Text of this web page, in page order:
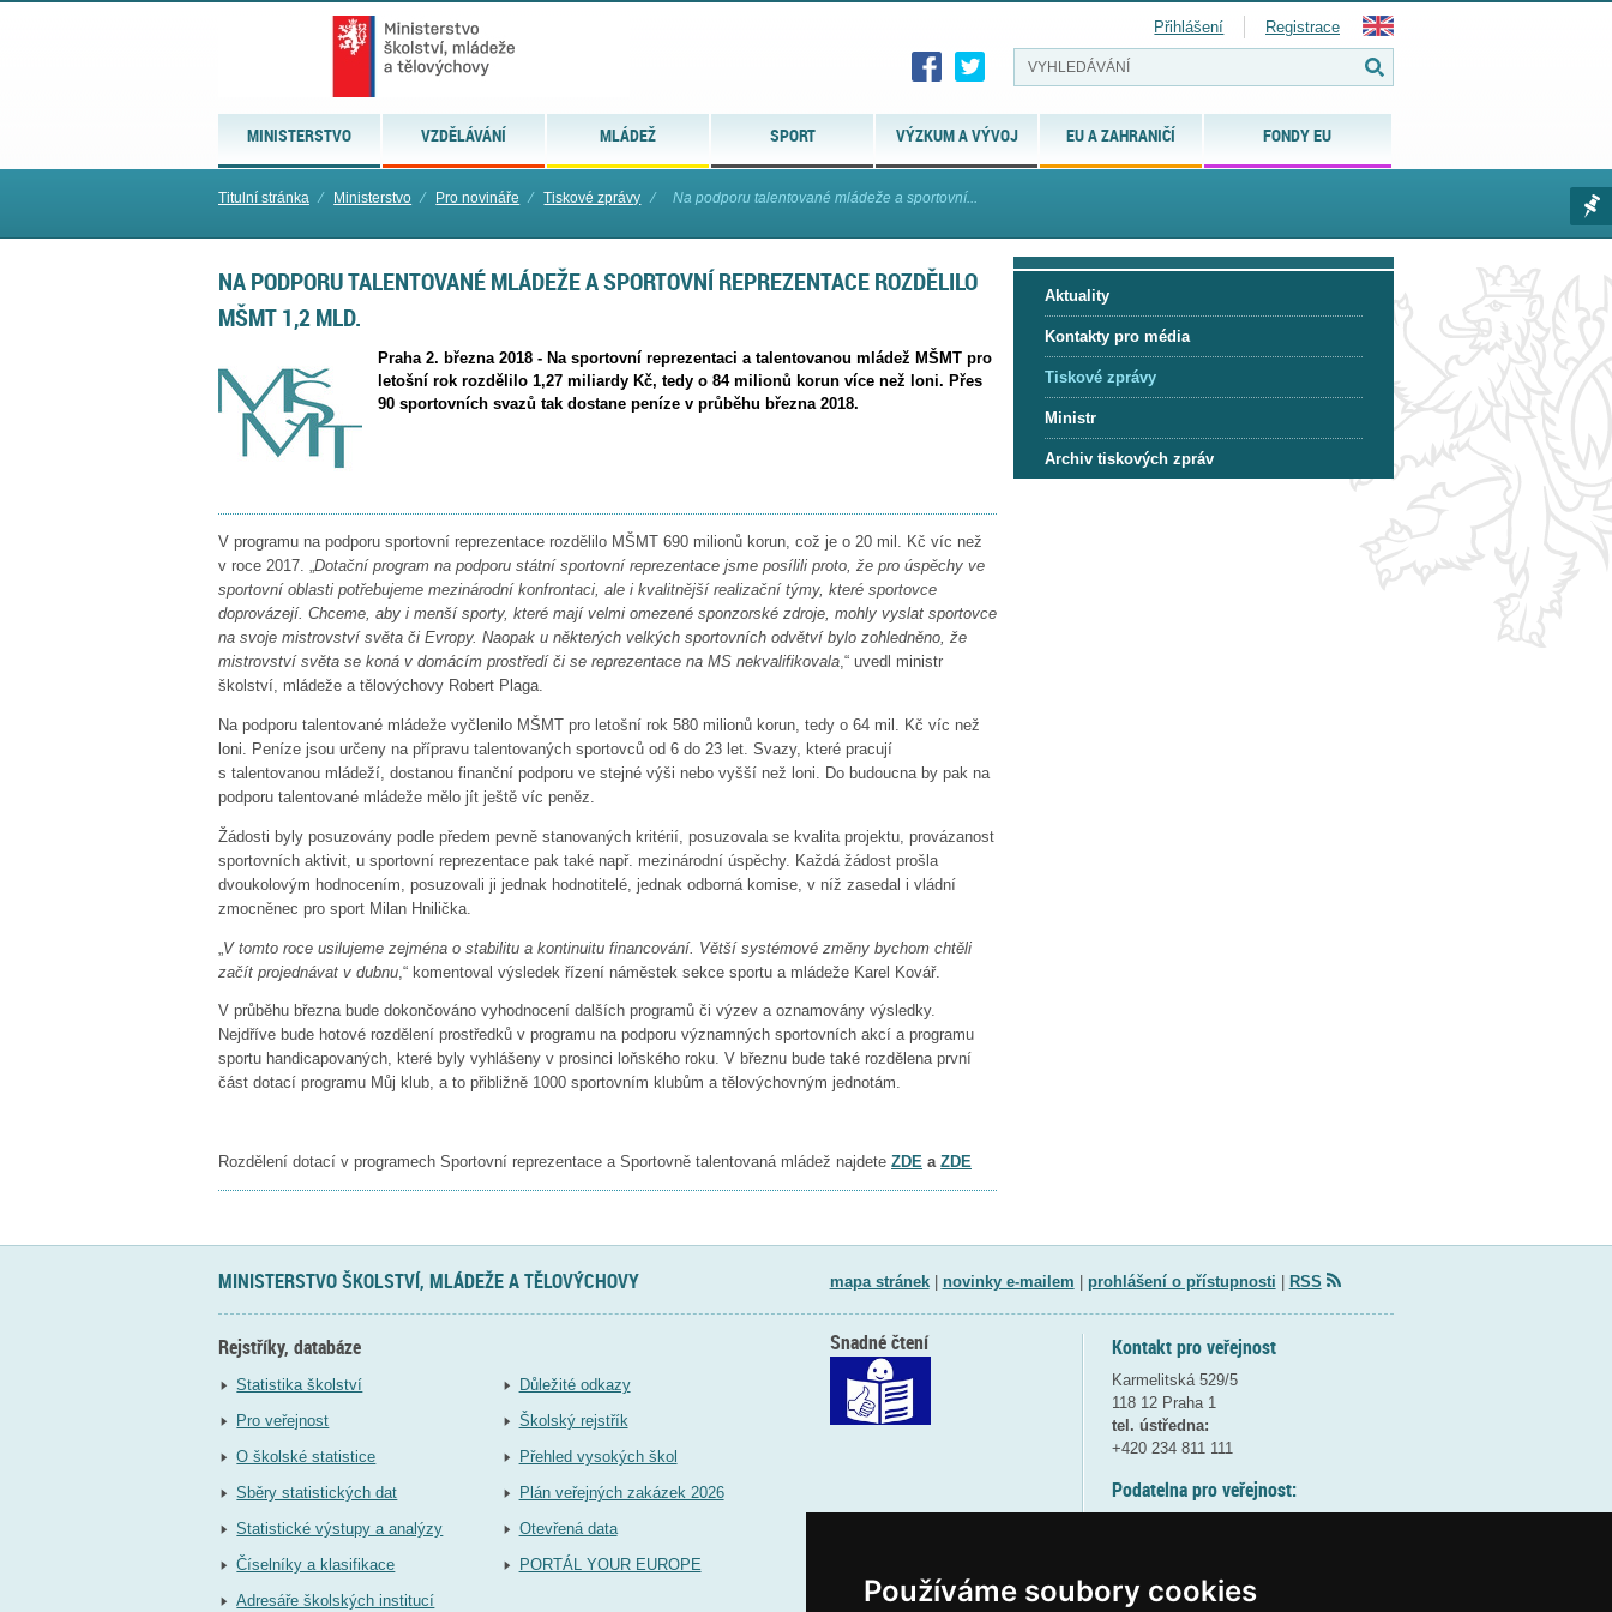
Používáme soubory cookies
MINISTERSTVO VZDĚLÁVÁNÍ MLÁDEŽ SPORT VÝZKUM A VÝVOJ EU A ZAHRANIČÍ FONDY EU
Přihlášení Registrace
Titulní stránka ⁄ Ministerstvo ⁄ Pro novináře ⁄ Tiskové zprávy ⁄ Na podporu talentované mládeže a sportovní...
NA PODPORU TALENTOVANÉ MLÁDEŽE A SPORTOVNÍ REPREZENTACE ROZDĚLILO
MŠMT 1,2 MLD.
Praha 2. března 2018 - Na sportovní reprezentaci a talentovanou mládež MŠMT pro
letošní rok rozdělilo 1,27 miliardy Kč, tedy o 84 milionů korun více než loni. Přes
90 sportovních svazů tak dostane peníze v průběhu března 2018.
V programu na podporu sportovní reprezentace rozdělilo MŠMT 690 milionů korun, což je o 20 mil. Kč víc než
v roce 2017. „Dotační program na podporu státní sportovní reprezentace jsme posílili proto, že pro úspěchy ve
sportovní oblasti potřebujeme mezinárodní konfrontaci, ale i kvalitnější realizační týmy, které sportovce
doprovázejí. Chceme, aby i menší sporty, které mají velmi omezené sponzorské zdroje, mohly vyslat sportovce
na svoje mistrovství světa či Evropy. Naopak u některých velkých sportovních odvětví bylo zohledněno, že
mistrovství světa se koná v domácím prostředí či se reprezentace na MS nekvalifikovala,“ uvedl ministr
školství, mládeže a tělovýchovy Robert Plaga.
Na podporu talentované mládeže vyčlenilo MŠMT pro letošní rok 580 milionů korun, tedy o 64 mil. Kč víc než
loni. Peníze jsou určeny na přípravu talentovaných sportovců od 6 do 23 let. Svazy, které pracují
s talentovanou mládeží, dostanou finanční podporu ve stejné výši nebo vyšší než loni. Do budoucna by pak na
podporu talentované mládeže mělo jít ještě víc peněz.
Žádosti byly posuzovány podle předem pevně stanovaných kritérií, posuzovala se kvalita projektu, provázanost
sportovních aktivit, u sportovní reprezentace pak také např. mezinárodní úspěchy. Každá žádost prošla
dvoukolovým hodnocením, posuzovali ji jednak hodnotitelé, jednak odborná komise, v níž zasedal i vládní
zmocněnec pro sport Milan Hnilička.
V tomto roce usilujeme zejména o stabilitu a kontinuitu financování. Větší systémové změny bychom chtěli
začít projednávat v dubnu ,“ komentoval výsledek řízení náměstek sekce sportu a mládeže Karel Kovář.
V průběhu března bude dokončováno vyhodnocení dalších programů či výzev a oznamovány výsledky.
Nejdříve bude hotové rozdělení prostředků v programu na podporu významných sportovních akcí a programu
sportu handicapovaných, které byly vyhlášeny v prosinci loňského roku. V březnu bude také rozdělena první
část dotací programu Můj klub, a to přibližně 1000 sportovním klubům a tělovýchovným jednotám.
Rozdělení dotací v programech Sportovní reprezentace a Sportovně talentovaná mládež najdete ZDE a ZDE
Aktuality
Kontakty pro média
Tiskové zprávy
Ministr
Archiv tiskových zpráv
MINISTERSTVO ŠKOLSTVÍ, MLÁDEŽE A TĚLOVÝCHOVY mapa stránek| novinky e-mailem | prohlášení o přístupnosti | RSS
Rejstříky, databáze
Statistika školství
Pro veřejnost
O školské statistice
Sběry statistických dat
Statistické výstupy a analýzy
Číselníky a klasifikace
Adresáře školských institucí
Důležité odkazy
Školský rejstřík
Přehled vysokých škol
Plán veřejných zakázek 2026
Otevřená data
PORTÁL YOUR EUROPE
Kontakt pro veřejnost
Karmelitská 529/5
118 12 Praha 1
tel. ústředna:
+420 234 811 111
Podatelna pro veřejnost:
Snadné čtení